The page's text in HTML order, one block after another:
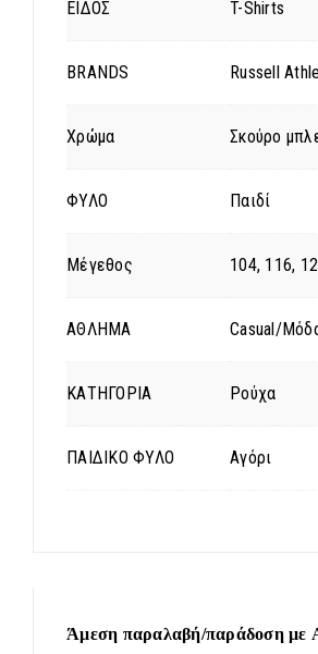
ΕΙΔΟΣ T-Shirts
BRANDS Russell
Χρώμα Σκούρο
ΦΥΛΟ Παιδί
Μέγεθος 104, 116,
ΑΘΛΗΜΑ Casual/
ΚΑΤΗΓΟΡΙΑ Ρούχα
ΠΑΙΔΙΚΟ ΦΥΛΟ Αγόρι
Άμεση παραλαβή/παράδοση με